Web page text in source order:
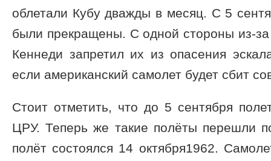
облетали Кубу дважды в месяц. С 5
были прекращены. С одной стороны из-
Кеннеди запретил их из опасения
если американский самолет будет сбит
Стоит отметить, что до 5 сентября
ЦРУ. Теперь же такие полёты перешли
полёт состоялся 14 октября1962.